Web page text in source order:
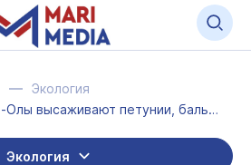
Экология
На клумбы Йошкар-Олы высаживают петунии, бальзамины, бархатцы и алиссум
Экология